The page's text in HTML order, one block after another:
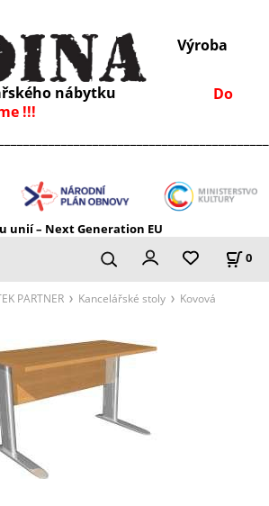
Výroba
nábytku Do
!!!
unií – Next Generation EU
0
PARTNER Kancelářské stoly
Kovová